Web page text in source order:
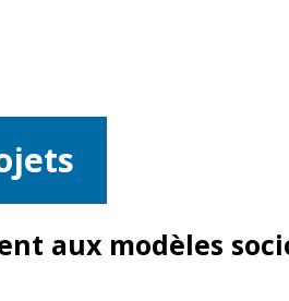
aux modèles